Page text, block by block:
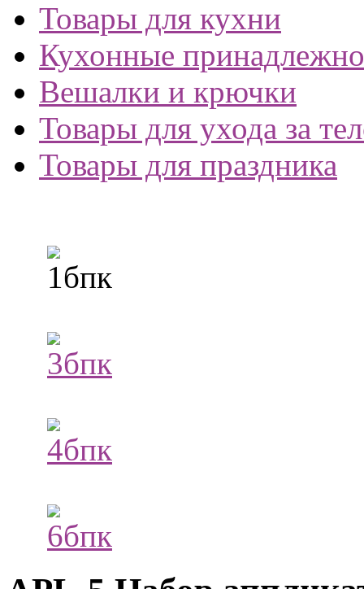
Товары для кухни
Кухонные
Вешалки и крючки
Товары для ухода за
Товары для праздника